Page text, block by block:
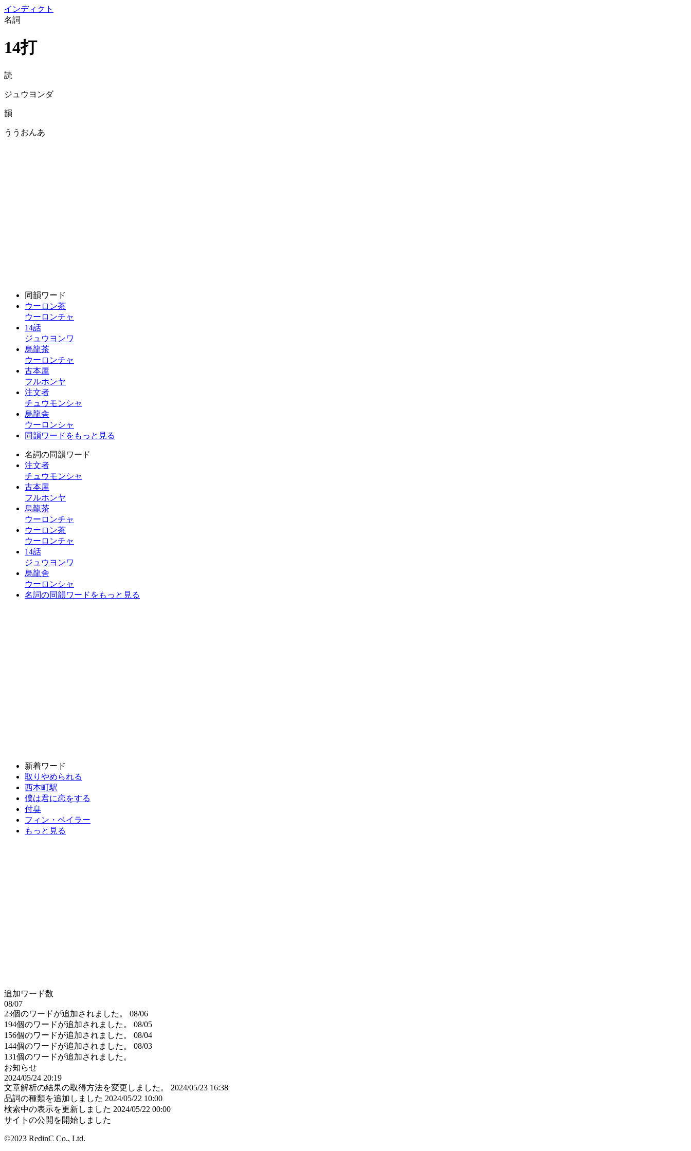
インディクト
名詞
14打
読
ジュウヨンダ
韻
ううおんあ
同韻ワード
ウーロン茶
ウーロンチャ
14話
ジュウヨンワ
烏龍茶
ウーロンチャ
古本屋
フルホンヤ
注文者
チュウモンシャ
烏龍舎
ウーロンシャ
同韻ワードをもっと見る
名詞の同韻ワード
注文者
チュウモンシャ
古本屋
フルホンヤ
烏龍茶
ウーロンチャ
ウーロン茶
ウーロンチャ
14話
ジュウヨンワ
烏龍舎
ウーロンシャ
名詞の同韻ワードをもっと見る
新着ワード
取りやめられる
西本町駅
僕は君に恋をする
付臭
フィン・ベイラー
もっと見る
追加ワード数
08/07
23個のワードが追加されました。
08/06
194個のワードが追加されました。
08/05
156個のワードが追加されました。
08/04
144個のワードが追加されました。
08/03
131個のワードが追加されました。
お知らせ
2024/05/24 20:19
文章解析の結果の取得方法を変更しました。
2024/05/23 16:38
品詞の種類を追加しました 2024/05/22 10:00
検索中の表示を更新しました 2024/05/22 00:00
サイトの公開を開始しました
©2023 RedinC Co., Ltd.